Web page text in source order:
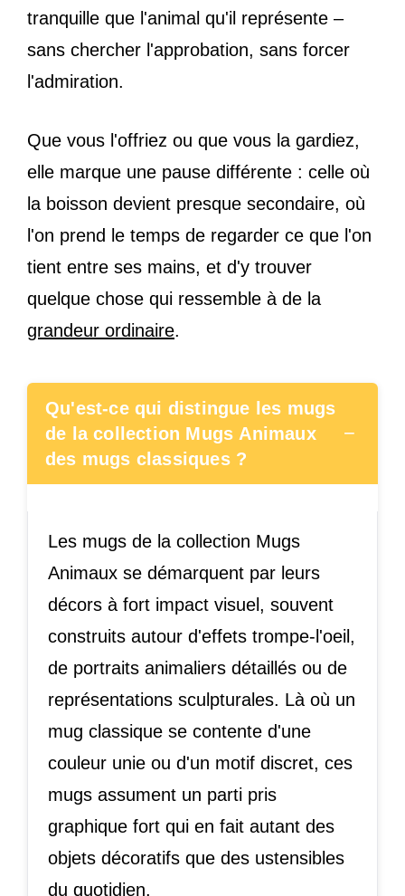
tranquille que l'animal qu'il représente –
sans chercher l'approbation, sans forcer
l'admiration.
Que vous l'offriez ou que vous la gardiez,
elle marque une pause différente : celle où
la boisson devient presque secondaire, où
l'on prend le temps de regarder ce que l'on
tient entre ses mains, et d'y trouver
quelque chose qui ressemble à de la
grandeur ordinaire.
Qu'est-ce qui distingue les mugs
de la collection Mugs Animaux
des mugs classiques ?
−
Les mugs de la collection Mugs
Animaux se démarquent par leurs
décors à fort impact visuel, souvent
construits autour d'effets trompe-l'oeil,
de portraits animaliers détaillés ou de
représentations sculpturales. Là où un
mug classique se contente d'une
couleur unie ou d'un motif discret, ces
mugs assument un parti pris
graphique fort qui en fait autant des
objets décoratifs que des ustensibles
du quotidien.